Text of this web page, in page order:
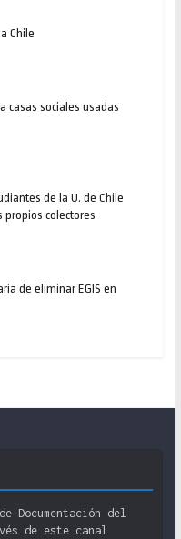
Chile
casas sociales usadas
de la U. de Chile
propios colectores
de eliminar EGIS en
Documentación del
de este canal